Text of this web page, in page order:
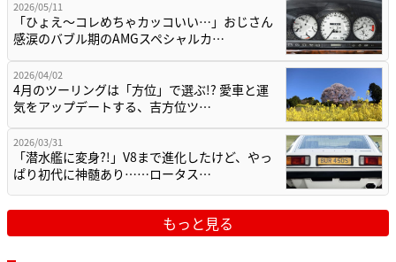
2026/05/11
「ひょえ〜コレめちゃカッコいい…」おじさん
感涙のバブル期のAMGスペシャルカ…
2026/04/02
4月のツーリングは「方位」で選ぶ!? 愛車と運
気をアップデートする、吉方位ツ…
2026/03/31
「潜水艦に変身?!」V8まで進化したけど、やっ
ぱり初代に神髄あり……ロータス…
もっと見る